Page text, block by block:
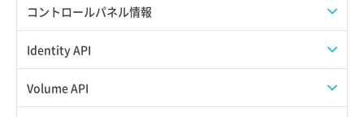
APIでAPIサブユーザーを作成する
APIでVPSにISOイメージを挿入する
APIでVPSを作成する
コントロールパネル情報
APIユーザーを作成する
API情報を確認する
Identity API
Credential一覧取得
Volume API